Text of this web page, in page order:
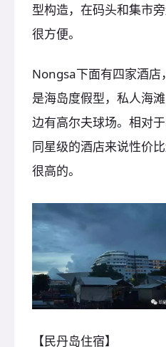
型构造，在码头和集市旁
很方便。
Nongsa下面有四家酒店
是海岛度假型，私人海
边有高尔夫球场。相对
同星级的酒店来说性价
很高的。
【民丹岛住宿】